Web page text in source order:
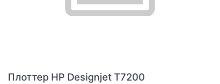
Плоттер HP Designjet T7200